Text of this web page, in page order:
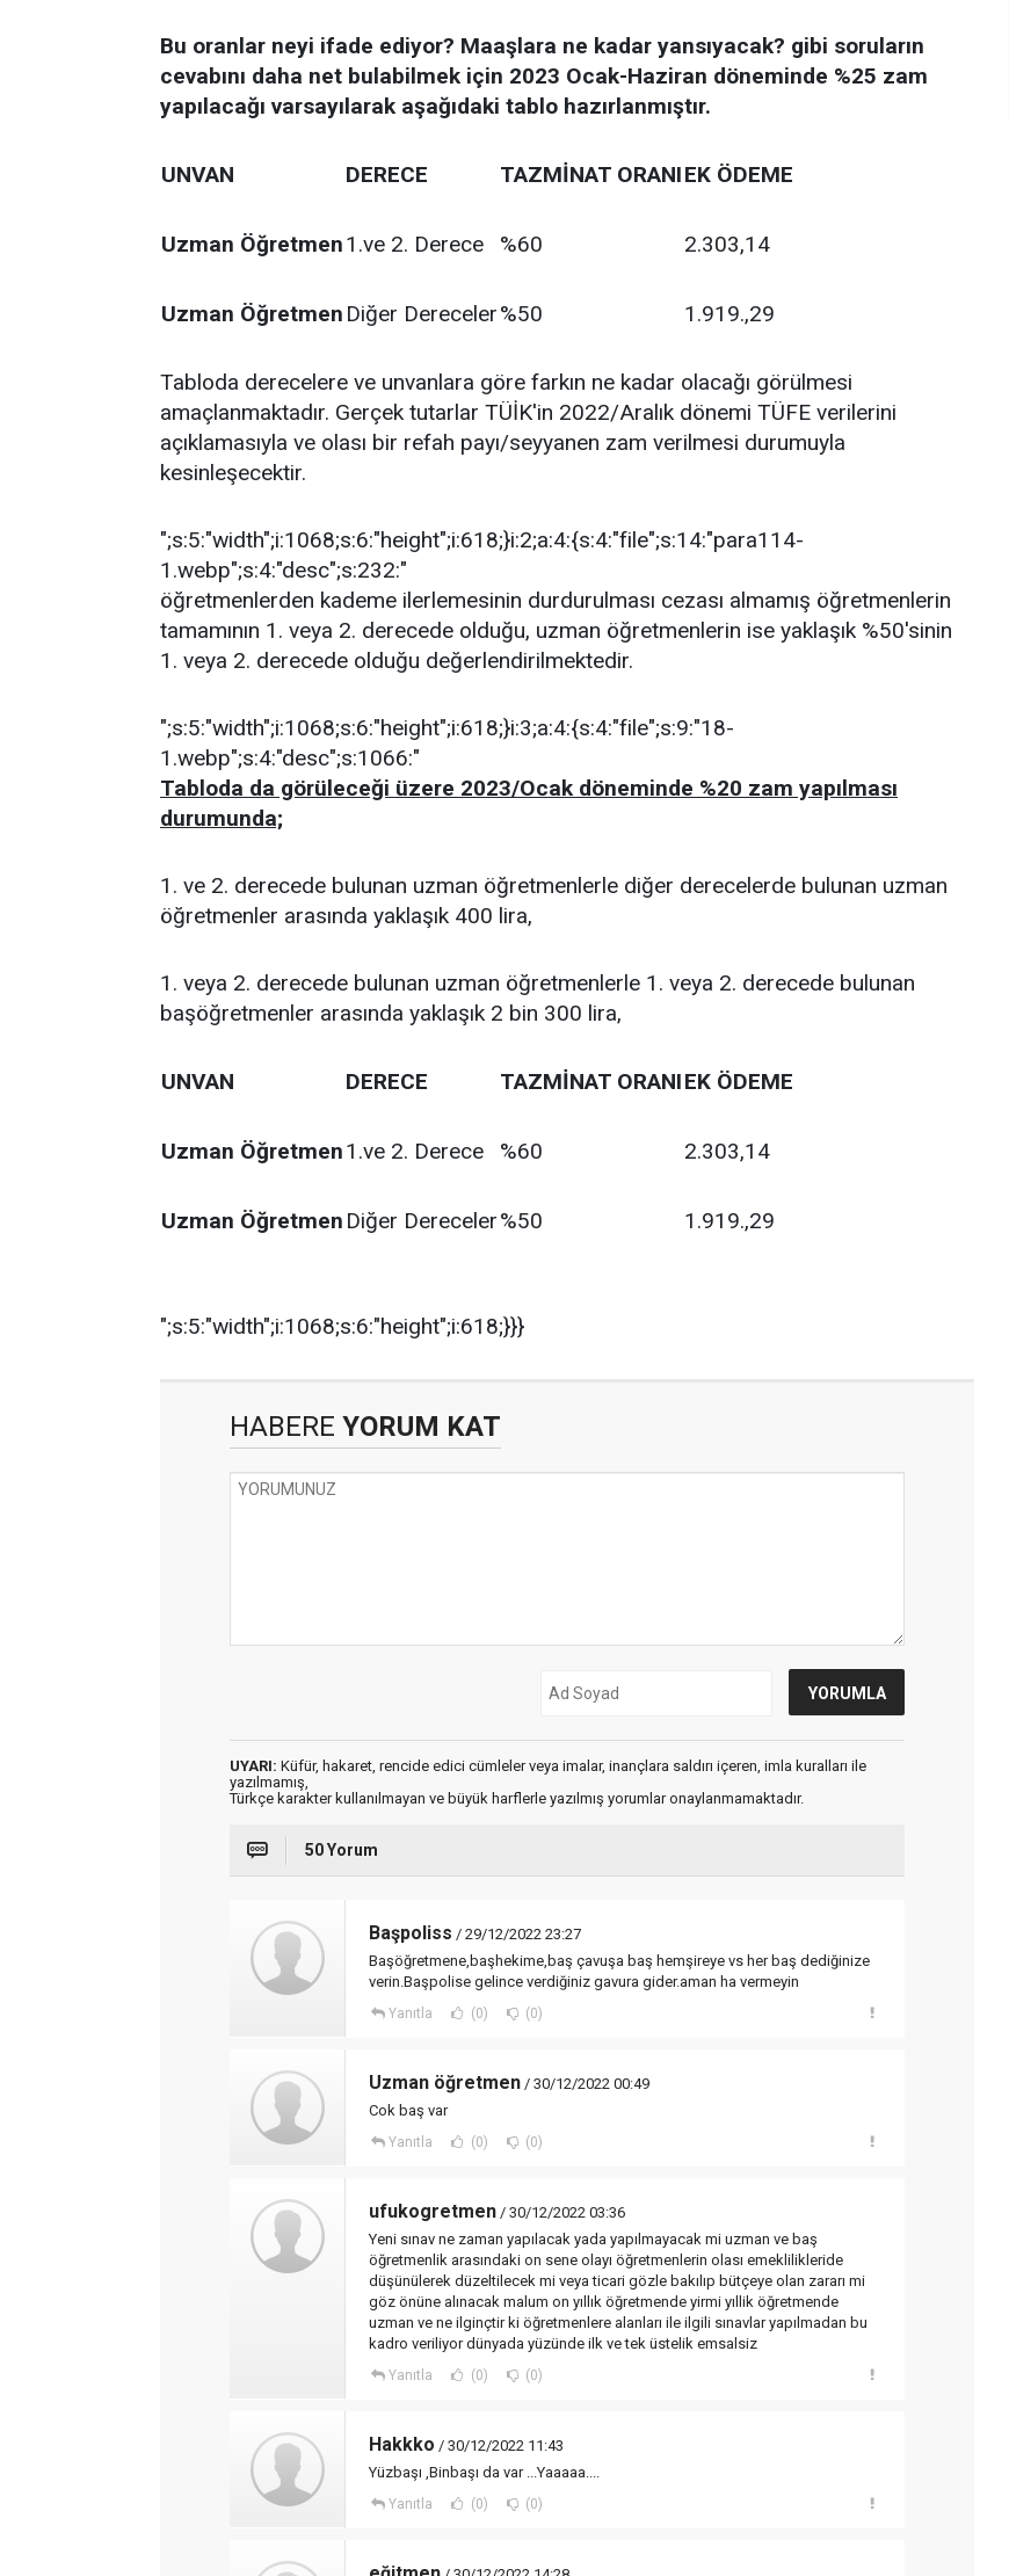
Bu oranlar neyi ifade ediyor? Maaşlara ne kadar yansıyacak? gibi soruların
cevabını daha net bulabilmek için 2023 Ocak-Haziran döneminde %25 zam
yapılacağı varsayılarak aşağıdaki tablo hazırlanmıştır.
UNVAN DERECE TAZMİNAT ORANIEK ÖDEME
Uzman Öğretmen1.ve 2. Derece %60 2.303,14
Uzman Öğretmen Diğer Dereceler%50 1.919.,29
Tabloda derecelere ve unvanlara göre farkın ne kadar olacağı görülmesi
amaçlanmaktadır. Gerçek tutarlar TÜİK'in 2022/Aralık dönemi TÜFE verilerini
açıklamasıyla ve olası bir refah payı/seyyanen zam verilmesi durumuyla
kesinleşecektir.
";s:5:"width";i:1068;s:6:"height";i:618;}i:2;a:4:{s:4:"file";s:14:"para114-
1.webp";s:4:"desc";s:232:"
öğretmenlerden kademe ilerlemesinin durdurulması cezası almamış öğretmenlerin
tamamının 1. veya 2. derecede olduğu, uzman öğretmenlerin ise yaklaşık %50'sinin
1. veya 2. derecede olduğu değerlendirilmektedir.
";s:5:"width";i:1068;s:6:"height";i:618;}i:3;a:4:{s:4:"file";s:9:"18-
1.webp";s:4:"desc";s:1066:"
Tabloda da görüleceği üzere 2023/Ocak döneminde %20 zam yapılması
durumunda;
1. ve 2. derecede bulunan uzman öğretmenlerle diğer derecelerde bulunan uzman
öğretmenler arasında yaklaşık 400 lira,
1. veya 2. derecede bulunan uzman öğretmenlerle 1. veya 2. derecede bulunan
başöğretmenler arasında yaklaşık 2 bin 300 lira,
UNVAN DERECE TAZMİNAT ORANIEK ÖDEME
Uzman Öğretmen1.ve 2. Derece %60 2.303,14
Uzman Öğretmen Diğer Dereceler%50 1.919.,29
";s:5:"width";i:1068;s:6:"height";i:618;}}}
HABERE YORUM KAT
UYARI: Küfür, hakaret, rencide edici cümleler veya imalar, inançlara saldırı içeren, imla kuralları ile
yazılmamış,
Türkçe karakter kullanılmayan ve büyük harflerle yazılmış yorumlar onaylanmamaktadır.
50 Yorum
Başpoliss / 29/12/2022 23:27
Başöğretmene,başhekime,baş çavuşa baş hemşireye vs her baş dediğinize
verin.Başpolise gelince verdiğiniz gavura gider.aman ha vermeyin
Yanıtla (0) (0)
Uzman öğretmen / 30/12/2022 00:49
Cok baş var
Yanıtla (0) (0)
ufukogretmen / 30/12/2022 03:36
Yeni sınav ne zaman yapılacak yada yapılmayacak mi uzman ve baş
öğretmenlik arasındaki on sene olayı öğretmenlerin olası emeklilikleride
düşünülerek düzeltilecek mi veya ticari gözle bakılıp bütçeye olan zararı mi
göz önüne alınacak malum on yıllık öğretmende yirmi yıllik öğretmende
uzman ve ne ilginçtir ki öğretmenlere alanları ile ilgili sınavlar yapılmadan bu
kadro veriliyor dünyada yüzünde ilk ve tek üstelik emsalsiz
Yanıtla (0) (0)
Hakkko / 30/12/2022 11:43
Yüzbaşı ,Binbaşı da var ...Yaaaaa....
Yanıtla (0) (0)